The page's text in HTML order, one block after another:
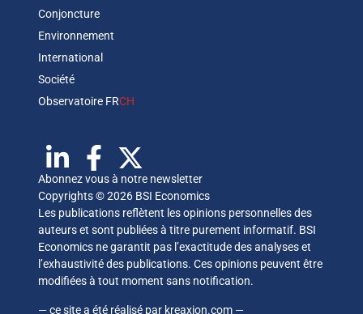
Conjoncture
Environnement
International
Société
Observatoire FRCH
Abonnez vous à notre newsletter
Copyrights © 2026 BSI Economics
Les publications reflètent les opinions personnelles des
auteurs et sont publiées à titre purement informatif. BSI
Economics ne garantit pas l’exactitude des analyses et
l’exhaustivité des publications. Ces opinions peuvent être
modifiées à tout moment sans notification.
— ce site a été réalisé par kreaxion.com —